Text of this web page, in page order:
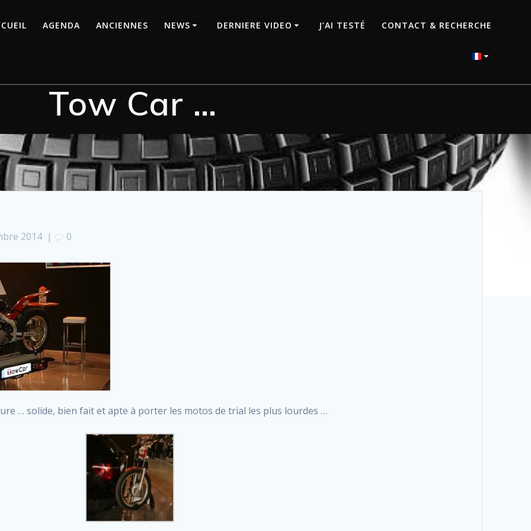
AGENDA ANCIENNES NEWS DERNIERE VIDEO J’AI TESTÉ CONTACT & RECHERCHE
Tow Car …
2014| 0
… solide, bien fait et apte à porter les motos de trial les plus lourdes …